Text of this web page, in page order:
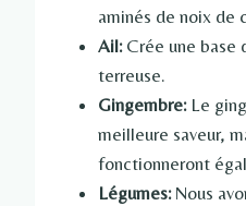
aminés de noix de
Ail:Crée une base
terreuse.
Gingembre:Le
meilleure saveur,
fonctionneront
Légumes: Nous